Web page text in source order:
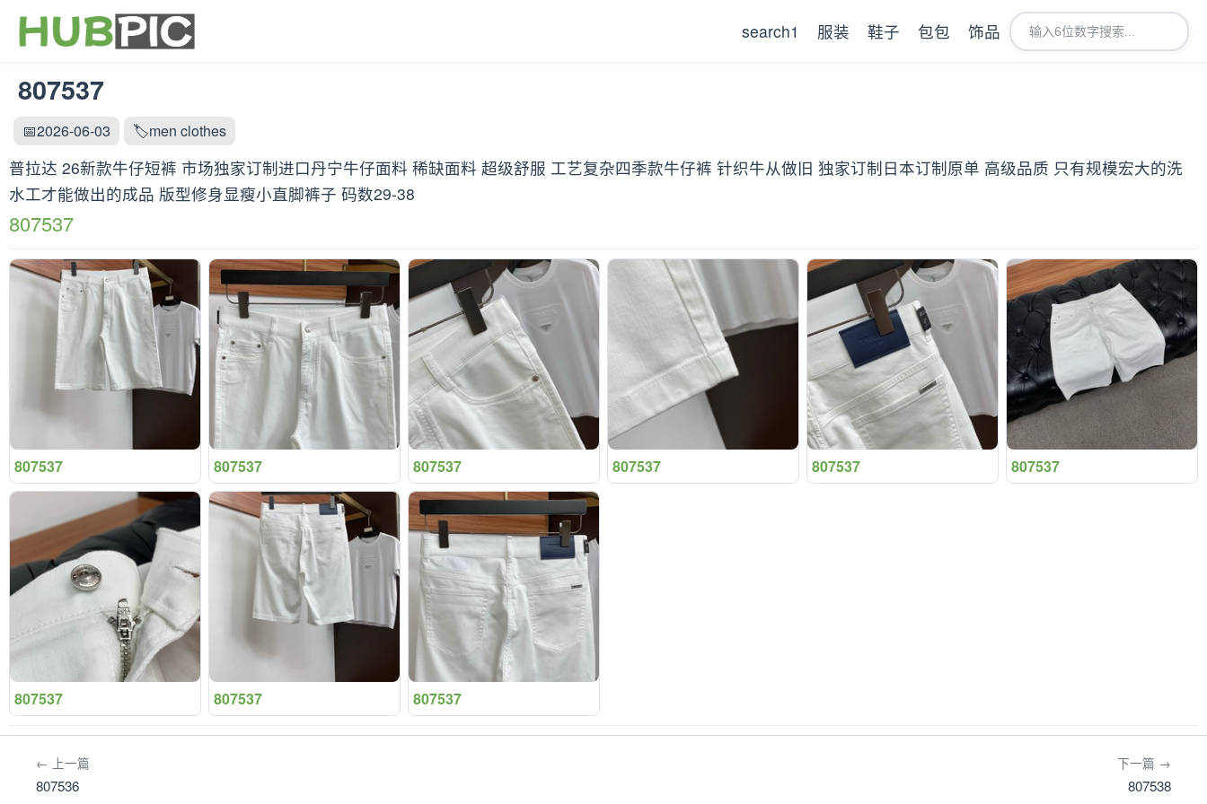
search1 服装 鞋子 包包 饰品
807537
📅2026-06-03 🏷️men clothes
普拉达 26新款牛仔短裤 市场独家订制进口丹宁牛仔面料 稀缺面料 超级舒服 工艺复杂四季款牛仔裤 针织牛从做旧 独家订制日本订制原单 高级品质 只有规模宏大的洗
水工才能做出的成品 版型修身显瘦小直脚裤子 码数29-38
807537
807537 807537 807537 807537 807537 807537
807537 807537 807537
← 上一篇
807536
下一篇 →
807538